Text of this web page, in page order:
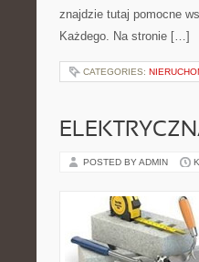
znajdzie tutaj pomocne
Każdego. Na stronie […]
CATEGORIES:
POSTED BY ADMIN